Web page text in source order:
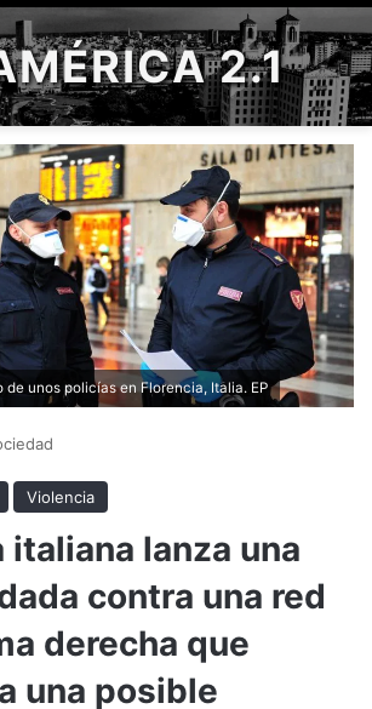
2.1
de unos policías en Florencia, Italia. EP
Violencia
italiana lanza una
contra una red
derecha que
una posible